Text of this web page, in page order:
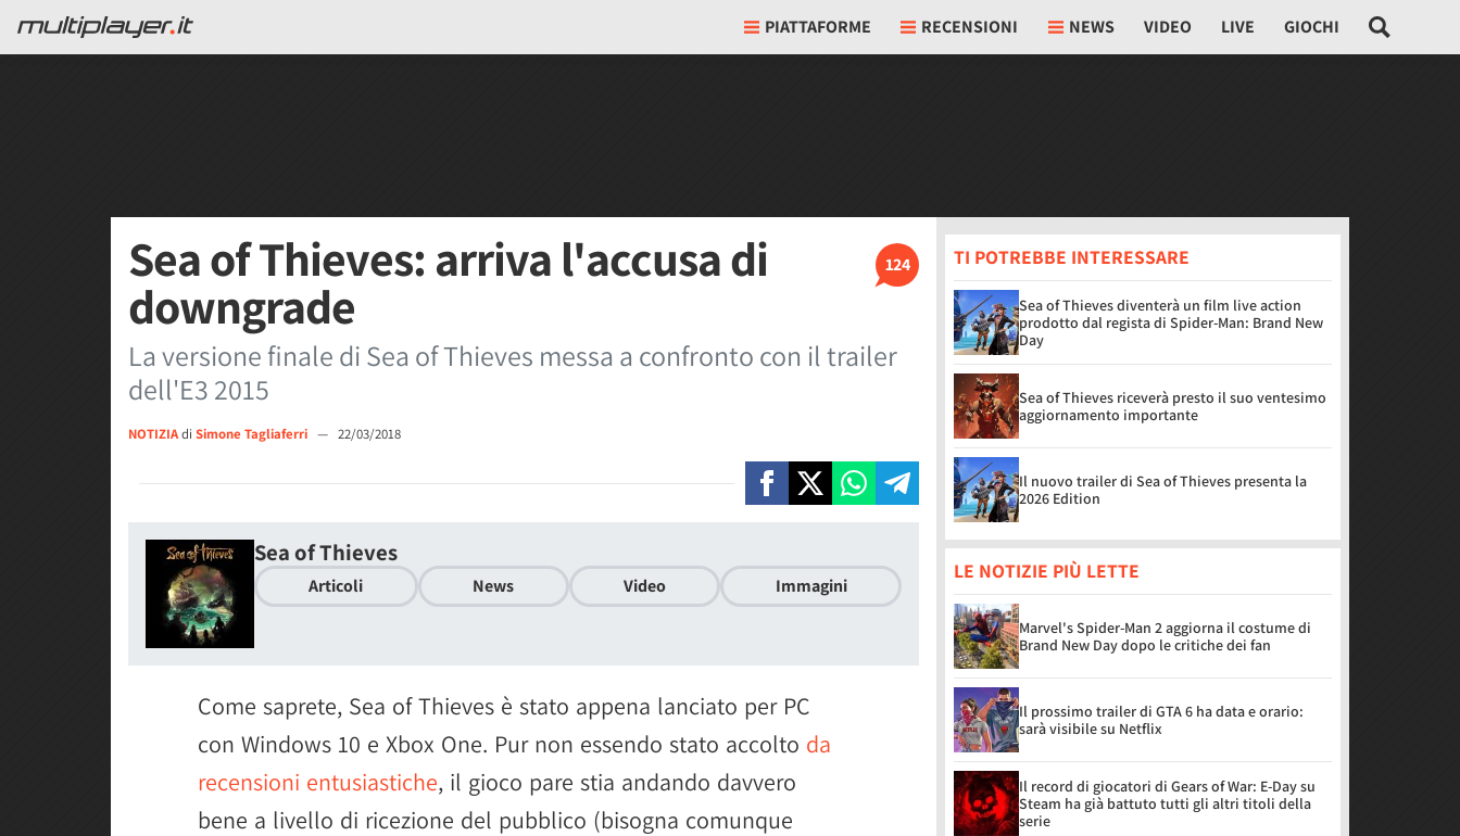
PIATTAFORME RECENSIONI NEWS VIDEO LIVE GIOCHI
124
Sea of Thieves: arriva l'accusa di
downgrade
La versione finale di Sea of Thieves messa a confronto con il trailer
dell'E3 2015
NOTIZIAdi Simone Tagliaferri — 22/03/2018
Sea of Thieves
Articoli News Video Immagini
Come saprete, Sea of Thieves è stato appena lanciato per PC
con Windows 10 e Xbox One. Pur non essendo stato accolto da
recensioni entusiastiche, il gioco pare stia andando davvero
bene a livello di ricezione del pubblico (bisogna comunque
TI POTREBBE INTERESSARE
Sea of Thieves diventerà un film live action
prodotto dal regista di Spider-Man: Brand New
Day
Sea of Thieves riceverà presto il suo ventesimo
aggiornamento importante
Il nuovo trailer di Sea of Thieves presenta la
2026 Edition
LE NOTIZIE PIÙ LETTE
Marvel's Spider-Man 2 aggiorna il costume di
Brand New Day dopo le critiche dei fan
Il prossimo trailer di GTA 6 ha data e orario:
sarà visibile su Netflix
Il record di giocatori di Gears of War: E-Day su
Steam ha già battuto tutti gli altri titoli della
serie